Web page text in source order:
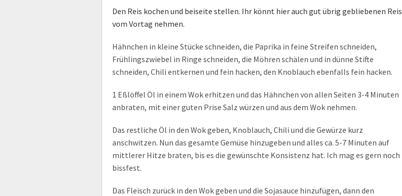
Den Reis kochen und beiseite stellen. Ihr könnt hier auch gut übrig gebliebenen Reis
vom Vortag nehmen.
Hähnchen in kleine Stücke schneiden, die Paprika in feine Streifen schneiden,
Frühlingszwiebel in Ringe schneiden, die Möhren schälen und in dünne Stifte
schneiden, Chili entkernen und fein hacken, den Knoblauch ebenfalls fein hacken.
1 Eßlöffel Öl in einem Wok erhitzen und das Hähnchen von allen Seiten 3-4 Minuten
anbraten, mit einer guten Prise Salz würzen und aus dem Wok nehmen.
Das restliche Öl in den Wok geben, Knoblauch, Chili und die Gewürze kurz
anschwitzen. Nun das gesamte Gemüse hinzugeben und alles ca. 5-7 Minuten auf
mittlerer Hitze braten, bis es die gewünschte Konsistenz hat. Ich mag es gern noch
bissfest.
Das Fleisch zurück in den Wok geben und die Sojasauce hinzufügen, dann den